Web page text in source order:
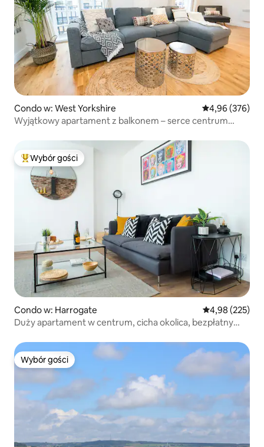
Condo w: West Yorkshire Średnia
4,96 (376)
Wyjątkowy apartament z balkonem – serce centrum
Najpopularniejsze z kategorii Wybór gości
Wybór gości
Condo w: Harrogate Średnia
4,98 (225)
Duży apartament w centrum, cicha okolica, bezpłatny
Wybór gości
Wybór gości